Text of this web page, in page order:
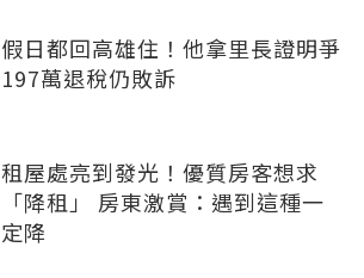
假日都回高雄住！他拿里長證明爭
197萬退稅仍敗訴
租屋處亮到發光！優質房客想求
「降租」 房東激賞：遇到這種一
定降